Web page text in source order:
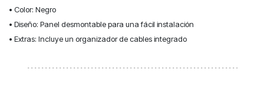
• Color: Negro
• Diseño: Panel desmontable para una fácil instalación
• Extras: Incluye un organizador de cables integrado